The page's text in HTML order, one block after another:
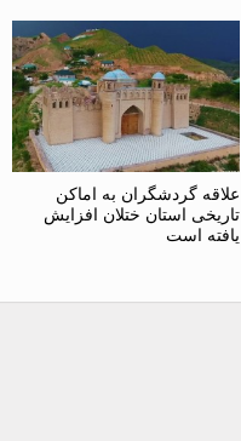
علاقه گردشگران به اماکن
تاریخی استان ختلان افزایش
یافته است